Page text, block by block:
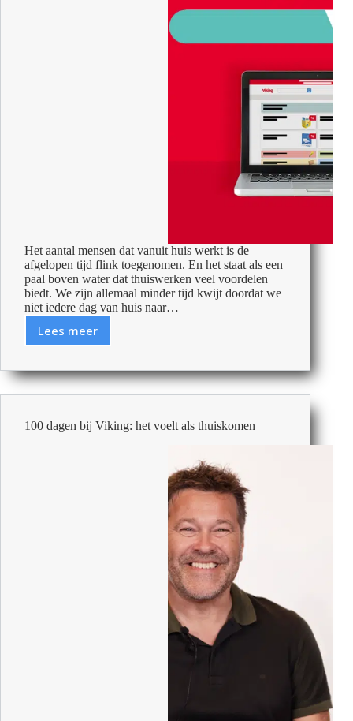
Het aantal mensen dat vanuit huis werkt is de
afgelopen tijd flink toegenomen. En het staat als een
paal boven water dat thuiswerken veel voordelen
biedt. We zijn allemaal minder tijd kwijt doordat we
niet iedere dag van huis naar…
Lees meer
Drie
voor
een
beter
100 dagen bij Viking: het voelt als thuiskomen